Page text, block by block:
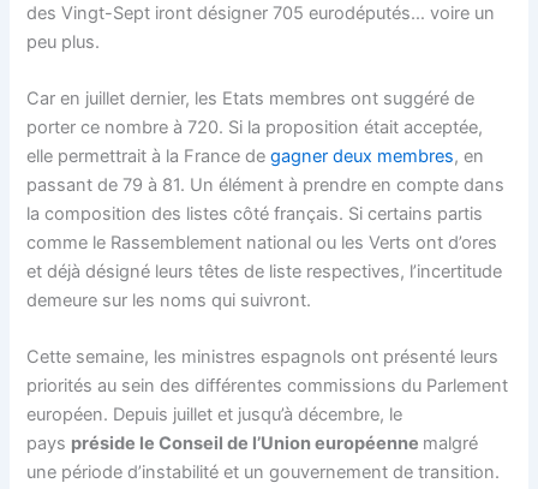
des Vingt-Sept iront désigner 705 eurodéputés… voire un
peu plus.
Car en juillet dernier, les Etats membres ont suggéré de
porter ce nombre à 720. Si la proposition était acceptée,
elle permettrait à la France degagner deux membres, en
passant de 79 à 81. Un élément à prendre en compte dans
la composition des listes côté français. Si certains partis
comme le Rassemblement national ou les Verts ont d’ores
et déjà désigné leurs têtes de liste respectives, l’incertitude
demeure sur les noms qui suivront.
Cette semaine, les ministres espagnols ont présenté leurs
priorités au sein des différentes commissions du Parlement
européen. Depuis juillet et jusqu’à décembre, le
pays préside leConseil de l’Union européenne malgré
une période d’instabilité et un gouvernement de transition.